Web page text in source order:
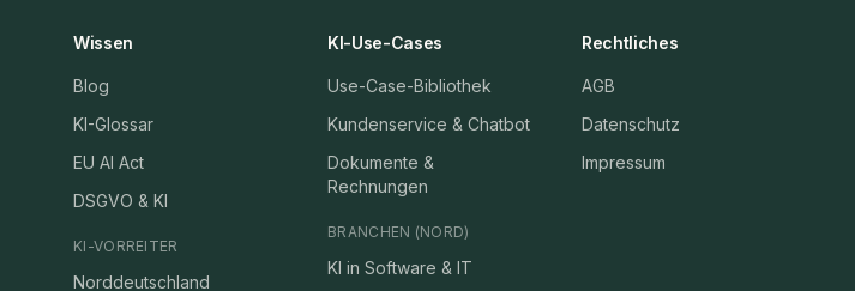
Wissen
Blog
KI-Glossar
EU AI Act
DSGVO & KI
KI-VORREITER
Norddeutschland
KI-Use-Cases
Use-Case-Bibliothek
Kundenservice & Chatbot
Dokumente &
Rechnungen
BRANCHEN (NORD)
KI in Software & IT
Rechtliches
AGB
Datenschutz
Impressum